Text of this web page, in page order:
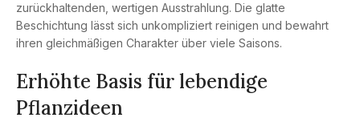
zurückhaltenden, wertigen Ausstrahlung. Die glatte
Beschichtung lässt sich unkompliziert reinigen und bewahrt
ihren gleichmäßigen Charakter über viele Saisons.
Erhöhte Basis für lebendige
Pflanzideen